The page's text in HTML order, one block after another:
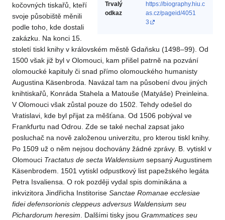
Trvalý
odkaz
https://biography.hiu.c
as.cz/pageid/4051
3
kočovných tiskařů, kteří
svoje působiště měnili
podle toho, kde dostali
zakázku. Na konci 15.
století tiskl knihy v královském městě Gdaňsku (1498–99). Od
1500 však již byl v Olomouci, kam přišel patrně na pozvání
olomoucké kapituly či snad přímo olomouckého humanisty
Augustina Käsenbroda. Navázal tam na působení dvou jiných
knihtiskařů, Konráda Stahela a Matouše (Matyáše) Preinleina.
V Olomouci však zůstal pouze do 1502. Tehdy odešel do
Vratislavi, kde byl přijat za měšťana. Od 1506 pobýval ve
Frankfurtu nad Odrou. Zde se také nechal zapsat jako
posluchač na nově založenou univerzitu, pro kterou tiskl knihy.
Po 1509 už o něm nejsou dochovány žádné zprávy. B. vytiskl v
Olomouci Tractatus de secta Waldensium sepsaný Augustinem
Käsenbrodem. 1501 vytiskl odpustkový list papežského legáta
Petra Isvaliensa. O rok později vydal spis dominikána a
inkvizitora Jindřicha Institorise Sanctae Romanae ecclesiae
fidei defensorionis cleppeus adversus Waldensium seu
Pichardorum heresim . Dalšími tisky jsou Grammatices seu